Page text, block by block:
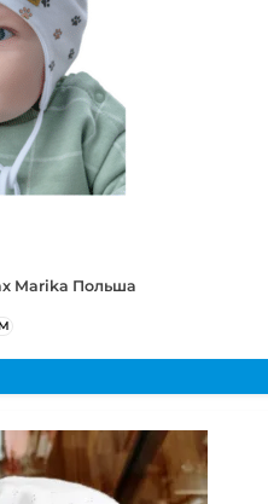
Marika Польша